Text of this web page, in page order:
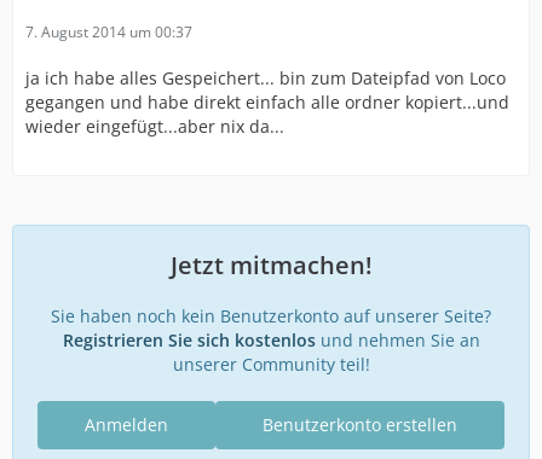
7. August 2014 um 00:37
ja ich habe alles Gespeichert... bin zum Dateipfad von Loco
gegangen und habe direkt einfach alle ordner kopiert...und
wieder eingefügt...aber nix da...
Jetzt mitmachen!
Sie haben noch kein Benutzerkonto auf unserer Seite?
Registrieren Sie sich kostenlosund nehmen Sie an
unserer Community teil!
Benutzerkonto erstellen
Anmelden